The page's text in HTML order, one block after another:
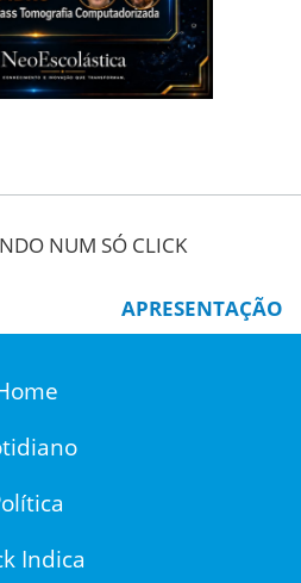
NUM SÓ CLICK
APRESENTAÇÃO
Indica